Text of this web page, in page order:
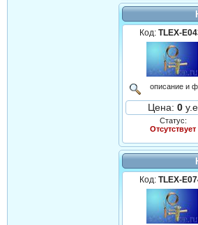
Код: TLEX-
описание и
Цена: 0 у.е
Статус:
Отсутствует
Код: TLEX-